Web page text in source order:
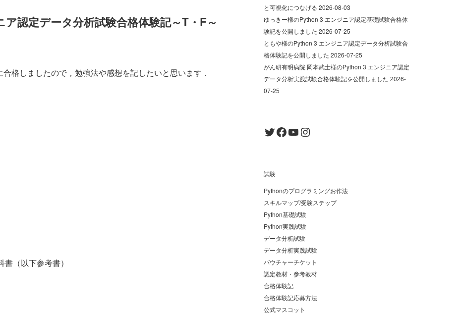
認定データ分析試験合格体験記～T・F～
格しましたので，勉強法や感想を記したいと思います．
（以下参考書）
と可視化につなげる 2026-08-03
ゆっきー様のPython 3 エンジニア認定基礎試験合格体
験記を公開しました 2026-07-25
ともや様のPython 3 エンジニア認定データ分析試験合
格体験記を公開しました 2026-07-25
がん研有明病院 岡本武士様のPython 3 エンジニア認定
データ分析実践試験合格体験記を公開しました 2026-
07-25
Twitter
Facebook
YouTube
Instagram
試験
Pythonのプログラミングお作法
スキルマップ/受験ステップ
Python基礎試験
Python実践試験
データ分析試験
データ分析実践試験
バウチャーチケット
認定教材・参考教材
合格体験記
合格体験記応募方法
公式マスコット